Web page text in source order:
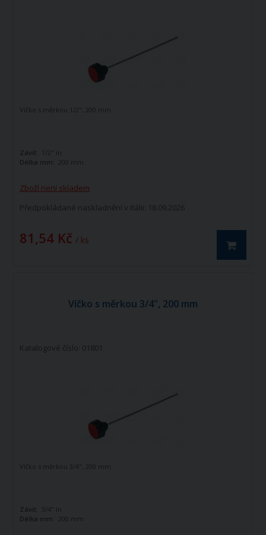
Zboží není skladem
Předpokládané naskladnění v Itálii: 18.09.2026
81,54 Kč / ks
Víčko s měrkou 1/2", 200 mm
Závit:
1/2" in
Délka mm:
200 mm
Víčko s měrkou 3/4", 200 mm
Katalogové číslo: 01801
Víčko s měrkou 3/4", 200 mm
Závit:
3/4" in
Délka mm:
200 mm